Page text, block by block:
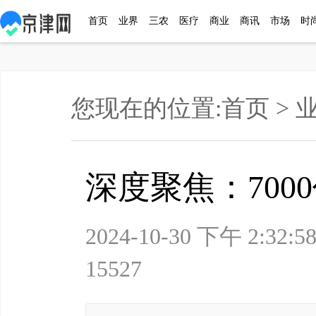
首页 业界 三农 医疗 商业 商讯 市场 时
您现在的位置:首页 >
深度聚焦：
2024-10-30 下午
15527